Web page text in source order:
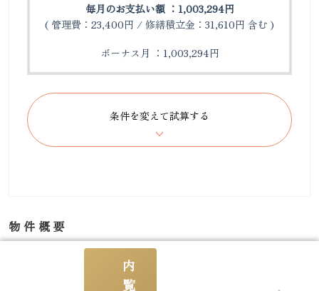
毎月のお支払い額 ：1,003,294円
( 管理費：23,400円 / 修繕積立金：31,610円 含む )
ボーナス月 ：1,003,294円
物件概要
東京都港区赤坂 6-10-6
内
覧